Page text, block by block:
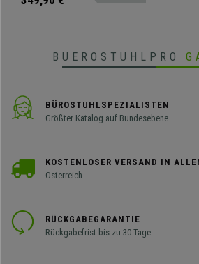
BUEROSTUHLPRO
BÜROSTUHLSPEZIALISTEN
Größter Katalog auf Bundesebene
KOSTENLOSER VERSAND IN
Österreich
RÜCKGABEGARANTIE
Rückgabefrist bis zu 30 Tage